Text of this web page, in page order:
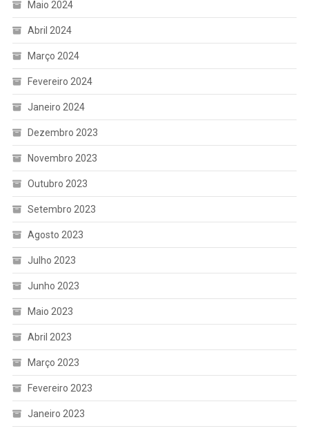
Maio 2024
Abril 2024
Março 2024
Fevereiro 2024
Janeiro 2024
Dezembro 2023
Novembro 2023
Outubro 2023
Setembro 2023
Agosto 2023
Julho 2023
Junho 2023
Maio 2023
Abril 2023
Março 2023
Fevereiro 2023
Janeiro 2023